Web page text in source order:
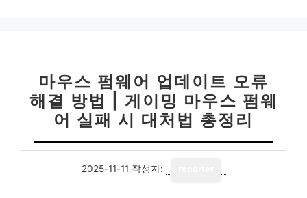
마우스 펌웨어 업데이트 오류
해결 방법 | 게이밍 마우스 펌웨
어 실패 시 대처법 총정리
2025-11-11 작성자: